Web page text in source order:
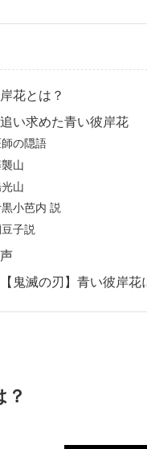
花とは？
い求めた青い彼岸花
師の隠語
山
山
小芭内 説
子説
鬼滅の刃】青い彼岸花
？